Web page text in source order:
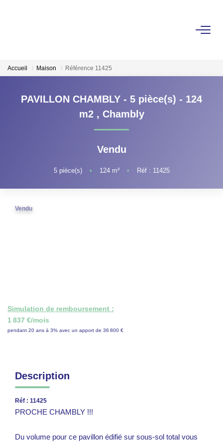
GÉRER
VOTRE AGENCE
Pour Se Rencontrer
Accueil Maison Référence 11425
PAVILLON CHAMBLY - 5 pièce(s) - 124
m2 , Chambly
Vendu
5pièce(s) • 124m² • Réf : 11425
Vendu
Simulation de remboursement :
1 837 €/mois
pendant 20 ans à 3% avec un apport de 36 800 €
Description
Réf : 11425
PROCHE CHAMBLY !!!
Du volume pour ce pavillon édifié sur sous-sol total vous